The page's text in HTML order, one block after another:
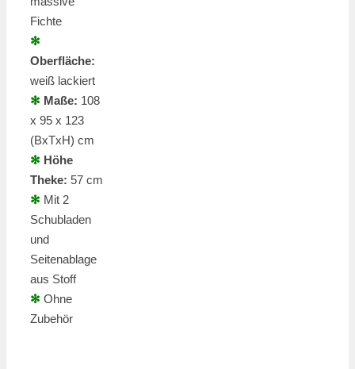
Fichte
✻
Oberfläche:
weiß lackiert
✻ Maße: 108
x 95 x 123
(BxTxH) cm
✻ Höhe
Theke: 57 cm
✻ Mit 2
Schubladen
und
Seitenablage
aus Stoff
✻ Ohne
Zubehör